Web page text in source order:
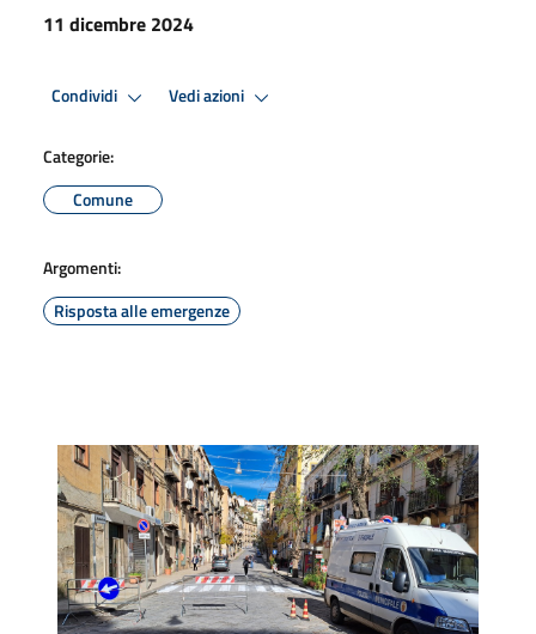
11 dicembre 2024
Condividi Vedi azioni
Categorie:
Comune
Argomenti:
Risposta alle emergenze